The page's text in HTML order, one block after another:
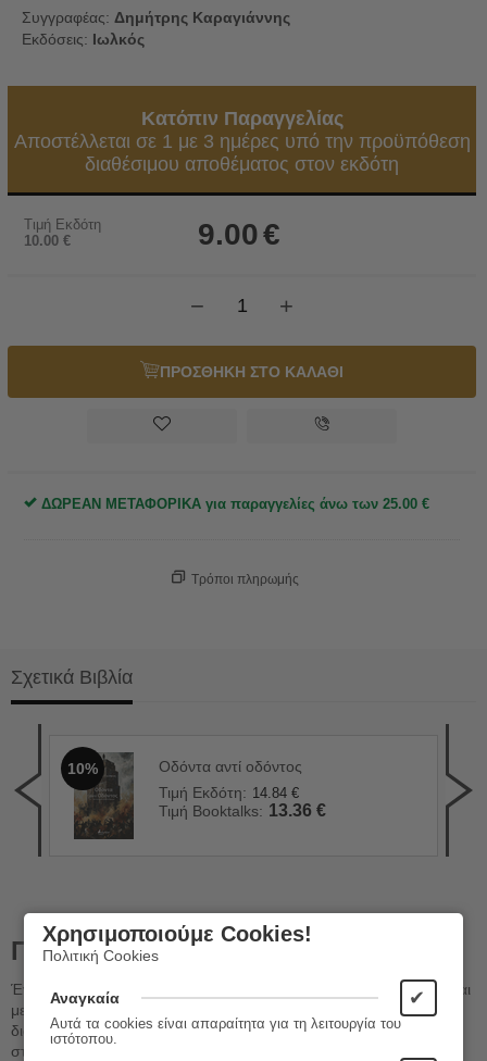
Συγγραφέας: Δημήτρης Καραγιάννης
Εκδόσεις: Ιωλκός
Κατόπιν Παραγγελίας
Αποστέλλεται σε 1 με 3 ημέρες υπό την προϋπόθεση
διαθέσιμου αποθέματος στον εκδότη
Τιμή Εκδότη
10.00 € 9.00€
+
−
ΠΡΟΣΘΗΚΗ ΣΤΟ ΚΑΛΑΘΙ
ΔΩΡΕΑΝ ΜΕΤΑΦΟΡΙΚΑ για παραγγελίες άνω των 25.00 €
Τρόποι πληρωμής
Σχετικά Βιβλία
10%
Οδόντα αντί οδόντος
Τιμή Εκδότη: 14.84 €
Τιμή Booktalks: 13.36 €
Περιγραφή
Ένα στοχαστικό έργο αναζήτησης του «εαυτού» που συνδιαλέγεται
με τις πολλαπλές εκφάνσεις των ρόλων του. Είναι ο εσωτερικός
διάλογος και η πάλη του καθένα από εμάς μπροστά στα
σταυροδρόμια των αποφάσεων, τις αναζητήσεις, τους
Χρησιμοποιούμε Cookies!
Πολιτική Cookies
Αναγκαία ✔
Αυτά τα cookies είναι απαραίτητα για τη λειτουργία του
ιστότοπου.